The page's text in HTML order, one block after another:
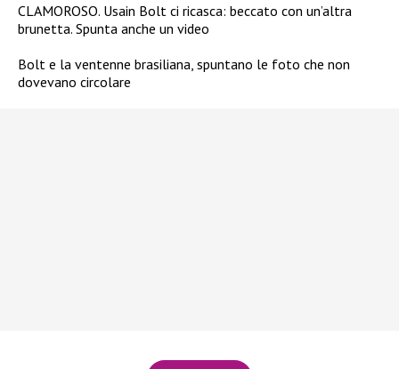
CLAMOROSO. Usain Bolt ci ricasca: beccato con un’altra
brunetta. Spunta anche un video
Bolt e la ventenne brasiliana, spuntano le foto che non
dovevano circolare